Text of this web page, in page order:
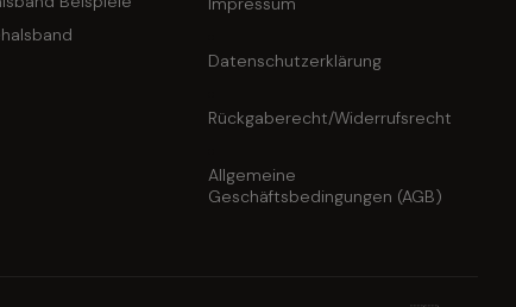
Datenschutzerklärung
Rückgaberecht/Widerrufsrecht
Allgemeine
Geschäftsbedingungen (AGB)